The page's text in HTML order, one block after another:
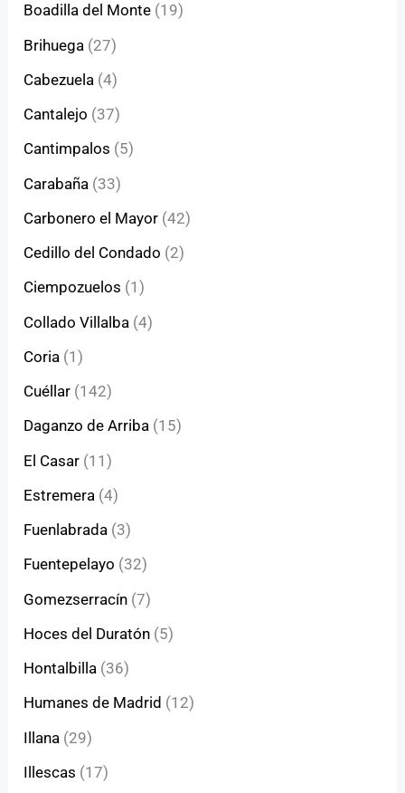
Boadilla del Monte (19)
Brihuega (27)
Cabezuela (4)
Cantalejo (37)
Cantimpalos (5)
Carabaña (33)
Carbonero el Mayor (42)
Cedillo del Condado (2)
Ciempozuelos (1)
Collado Villalba (4)
Coria (1)
Cuéllar (142)
Daganzo de Arriba (15)
El Casar (11)
Estremera (4)
Fuenlabrada (3)
Fuentepelayo (32)
Gomezserracín (7)
Hoces del Duratón (5)
Hontalbilla (36)
Humanes de Madrid (12)
Illana (29)
Illescas (17)